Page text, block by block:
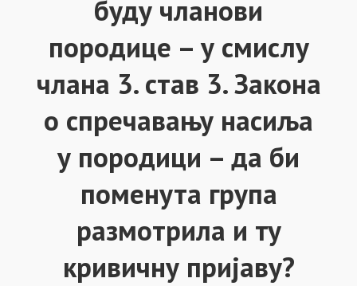
буду чланови
породице – у смислу
члана 3. став 3. Закона
о спречавању насиља
у породици – да би
поменута група
размотрила и ту
кривичну пријаву?